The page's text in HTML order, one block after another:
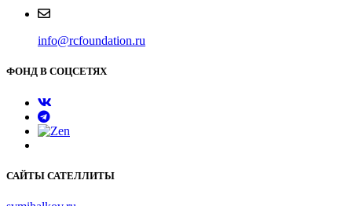
info@rcfoundation.ru
ФОНД В СОЦСЕТЯХ
САЙТЫ САТЕЛЛИТЫ